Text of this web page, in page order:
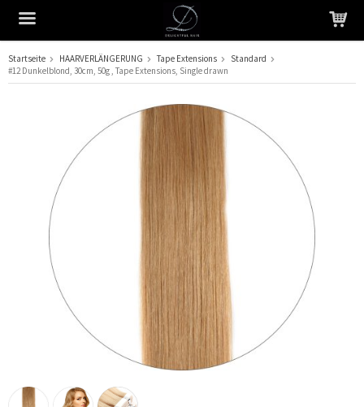
Das Produkt wurde in Ihren Warenkorb gelegt
Startseite HAARVERLÄNGERUNG Tape Extensions
Standard
#12 Dunkelblond, 30cm, 50g , Tape Extensions, Single drawn